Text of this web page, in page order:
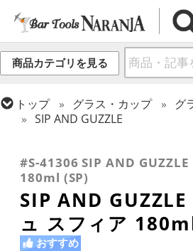
商品カテゴリを見る
トップ グラス・カップ
グ
SIP AND GUZZLE
カクテルグラス (全サイズ)
#S-41306 SIP AND
180ml (SP)
SIP AND
ュ スフィア
おすすめ